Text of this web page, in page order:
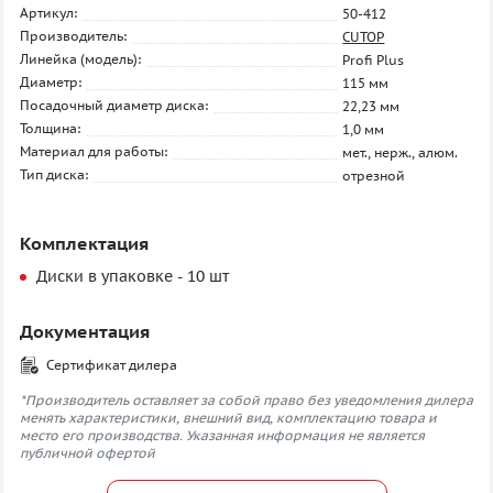
Артикул:
50-412
Производитель:
CUTOP
Линейка (модель):
Profi Plus
Диаметр:
115 мм
Посадочный диаметр диска:
22,23 мм
Толщина:
1,0 мм
Материал для работы:
мет., нерж., алюм.
Тип диска:
отрезной
Комплектация
Диски в упаковке - 10 шт
Документация
Сертификат дилера
*Производитель оставляет за собой право без уведомления дилера
менять характеристики, внешний вид, комплектацию товара и
место его производства. Указанная информация не является
публичной офертой